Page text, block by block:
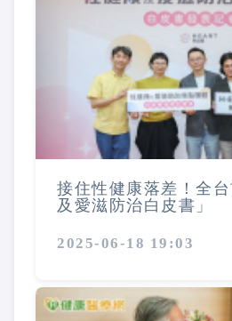
接住性健康落差！全
及愛滋防治白皮書」
2025-06-18 19:03